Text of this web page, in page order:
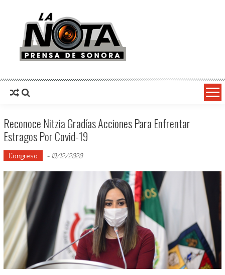
La Nota Prensa De Sonora
Reconoce Nitzia Gradías Acciones Para Enfrentar
Estragos Por Covid-19
Congreso - 19/12/2020